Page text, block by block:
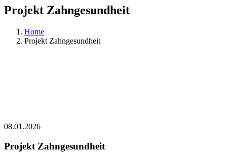
Projekt Zahngesundheit
Home
Projekt Zahngesundheit
08.01.2026
Projekt Zahngesundheit